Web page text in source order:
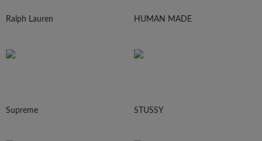
Ralph Lauren HUMAN MADE
Supreme STUSSY